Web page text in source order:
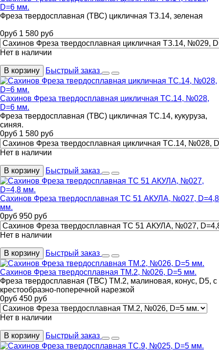
D=6 мм.
Фреза твердосплавная (ТВС) цикличная ТЗ.14, зеленая
0руб 1 580 руб
Нет в наличии
В корзину Быстрый заказ
Сахинов Фреза твердосплавная цикличная ТС.14, №028,
D=6 мм.
Фреза твердосплавная (ТВС) цикличная ТС.14, кукуруза,
синяя.
0руб 1 580 руб
Нет в наличии
В корзину Быстрый заказ
Сахинов Фреза твердосплавная ТС 51 АКУЛА, №027, D=4,8
мм.
0руб 950 руб
Нет в наличии
В корзину Быстрый заказ
Сахинов Фреза твердосплавная ТМ.2, №026, D=5 мм.
Фреза твердосплавная (ТВС) ТМ.2, малиновая, конус, D5, с
крестообразно-поперечной нарезкой
0руб 450 руб
Нет в наличии
В корзину Быстрый заказ